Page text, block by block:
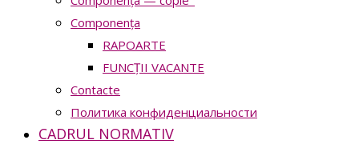
Сomponența
RAPOARTE
FUNCȚII VACANTE
Contacte
Политика конфиденциальности
CADRUL NORMATIV